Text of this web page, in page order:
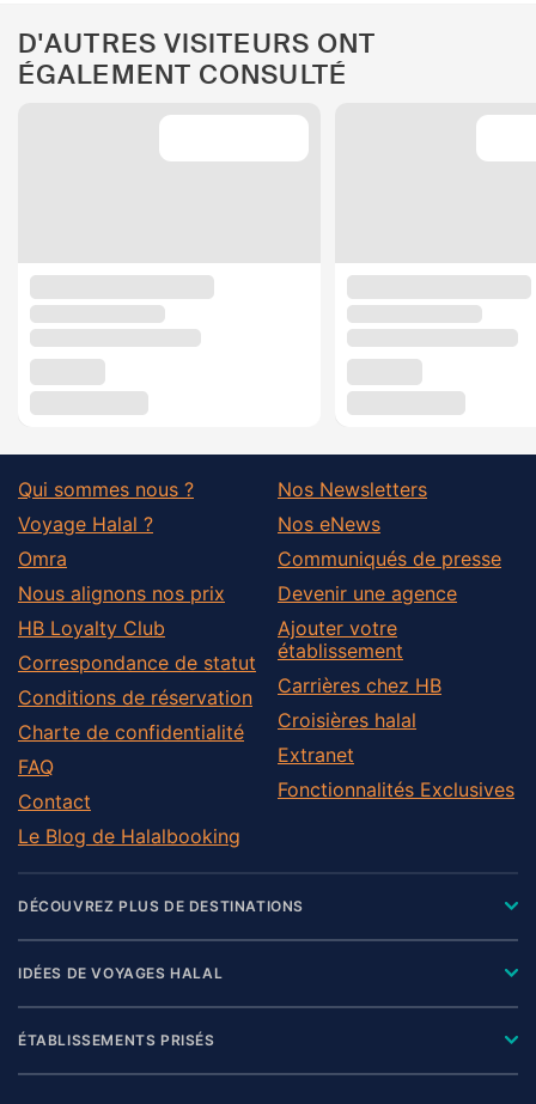
D'AUTRES VISITEURS ONT
ÉGALEMENT CONSULTÉ
Qui sommes nous ?
Voyage Halal ?
Omra
Nous alignons nos prix
HB Loyalty Club
Correspondance de statut
Conditions de réservation
Charte de confidentialité
FAQ
Contact
Le Blog de Halalbooking
Nos Newsletters
Nos eNews
Communiqués de presse
Devenir une agence
Ajouter votre
établissement
Carrières chez HB
Croisières halal
Extranet
Fonctionnalités Exclusives
DÉCOUVREZ PLUS DE DESTINATIONS
IDÉES DE VOYAGES HALAL
ÉTABLISSEMENTS PRISÉS